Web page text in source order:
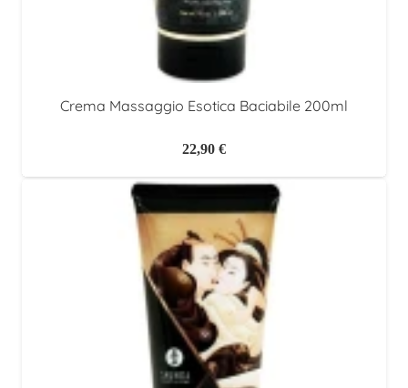
Crema Massaggio Esotica Baciabile 200ml
22,90 €